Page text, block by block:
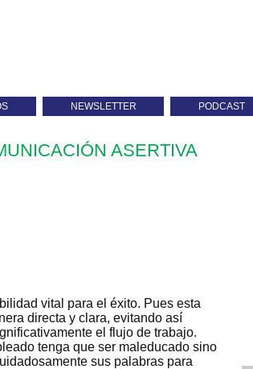
NEWSLETTER PODCAST
ASERTIVA
vital para el éxito. Pues esta
directa y clara, evitando así
el flujo de trabajo.
tenga que ser maleducado sino
sus palabras para